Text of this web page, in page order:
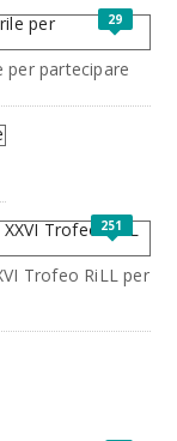
29
per partecipare
251
Trofeo RiLL per